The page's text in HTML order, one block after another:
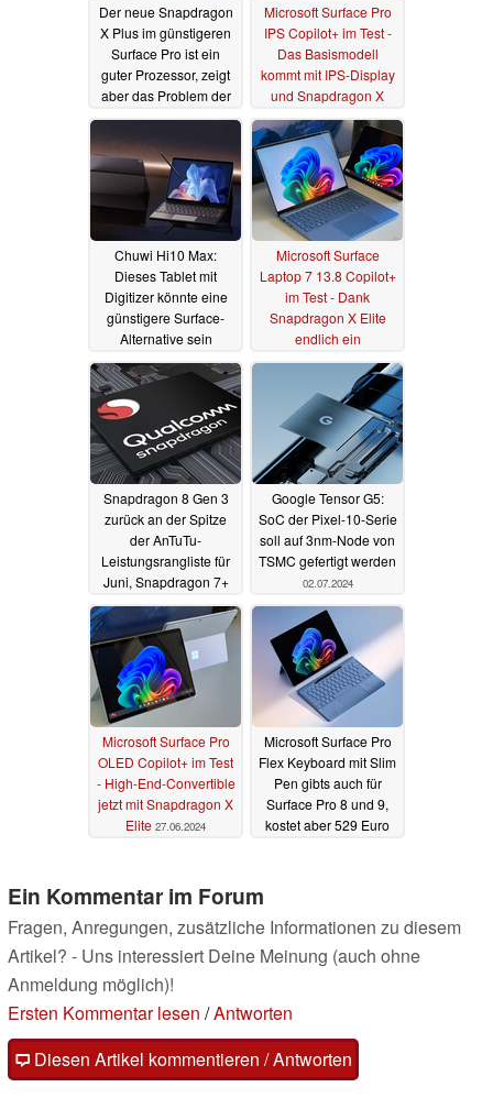
Der neue Snapdragon
X Plus im günstigeren
Surface Pro ist ein
guter Prozessor, zeigt
aber das Problem der
aktuellen Qualcomm-
ARM-CPUs
Microsoft Surface Pro
IPS Copilot+ im Test -
Das Basismodell
kommt mit IPS-Display
und Snapdragon X
Plus 10.08.2024
Chuwi Hi10 Max:
Dieses Tablet mit
Digitizer könnte eine
günstigere Surface-
Alternative sein
08.08.2024
Microsoft Surface
Laptop 7 13.8 Copilot+
im Test - Dank
Snapdragon X Elite
endlich ein
ernstzunehmender
MacBook-Air-
Konkurrent? 04.07.2024
Snapdragon 8 Gen 3
zurück an der Spitze
der AnTuTu-
Leistungsrangliste für
Juni, Snapdragon 7+
Gen 3 führt weiterhin
die Mittelklasse an
02.07.2024
Google Tensor G5:
SoC der Pixel-10-Serie
soll auf 3nm-Node von
TSMC gefertigt werden
02.07.2024
Microsoft Surface Pro
OLED Copilot+ im Test
- High-End-Convertible
jetzt mit Snapdragon X
Elite 27.06.2024
Microsoft Surface Pro
Flex Keyboard mit Slim
Pen gibts auch für
Surface Pro 8 und 9,
kostet aber 529 Euro
Ein Kommentar im Forum
Fragen, Anregungen, zusätzliche Informationen zu diesem
Artikel? - Uns interessiert Deine Meinung (auch ohne
Anmeldung möglich)!
Ersten Kommentar lesen /Antworten
Diesen Artikel kommentieren / Antworten